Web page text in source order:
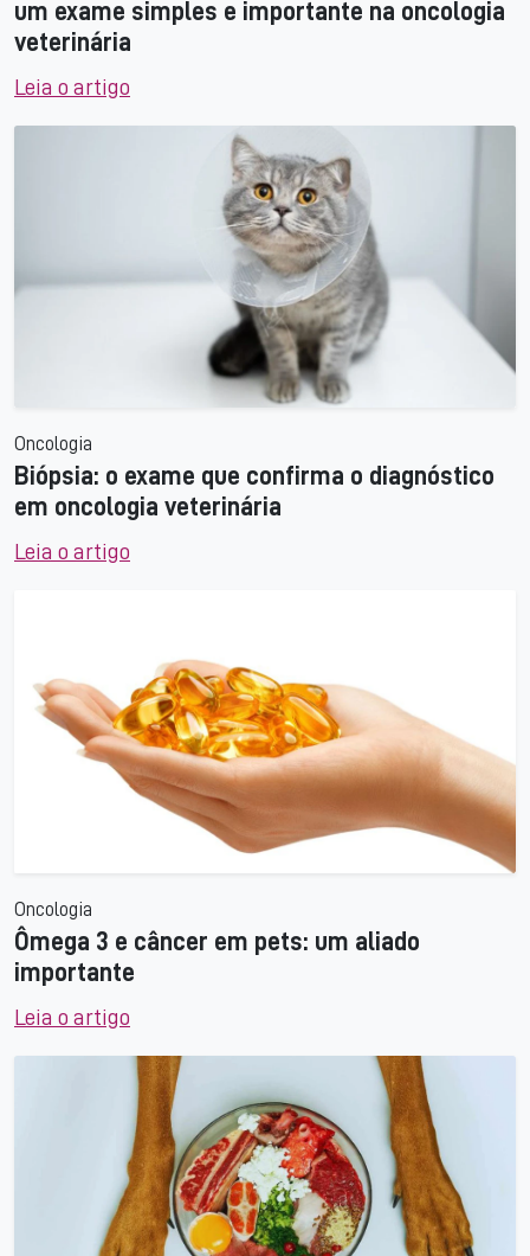
um exame simples e importante na oncologia
veterinária
Leia o artigo
Oncologia
Biópsia: o exame que confirma o diagnóstico
em oncologia veterinária
Leia o artigo
Oncologia
Ômega 3 e câncer em pets: um aliado
importante
Leia o artigo